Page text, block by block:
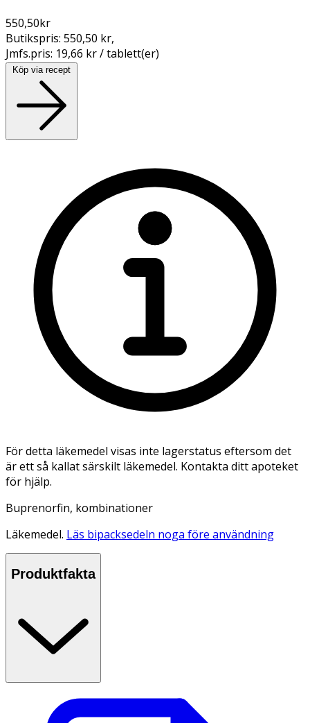
550,50kr
Butikspris: 550,50 kr,
Jmfs.pris: 19,66 kr / tablett(er)
Köp via recept
För detta läkemedel visas inte lagerstatus eftersom det
är ett så kallat särskilt läkemedel. Kontakta ditt apoteket
för hjälp.
Buprenorfin, kombinationer
Läkemedel. Läs bipacksedeln noga före användning
Produktfakta